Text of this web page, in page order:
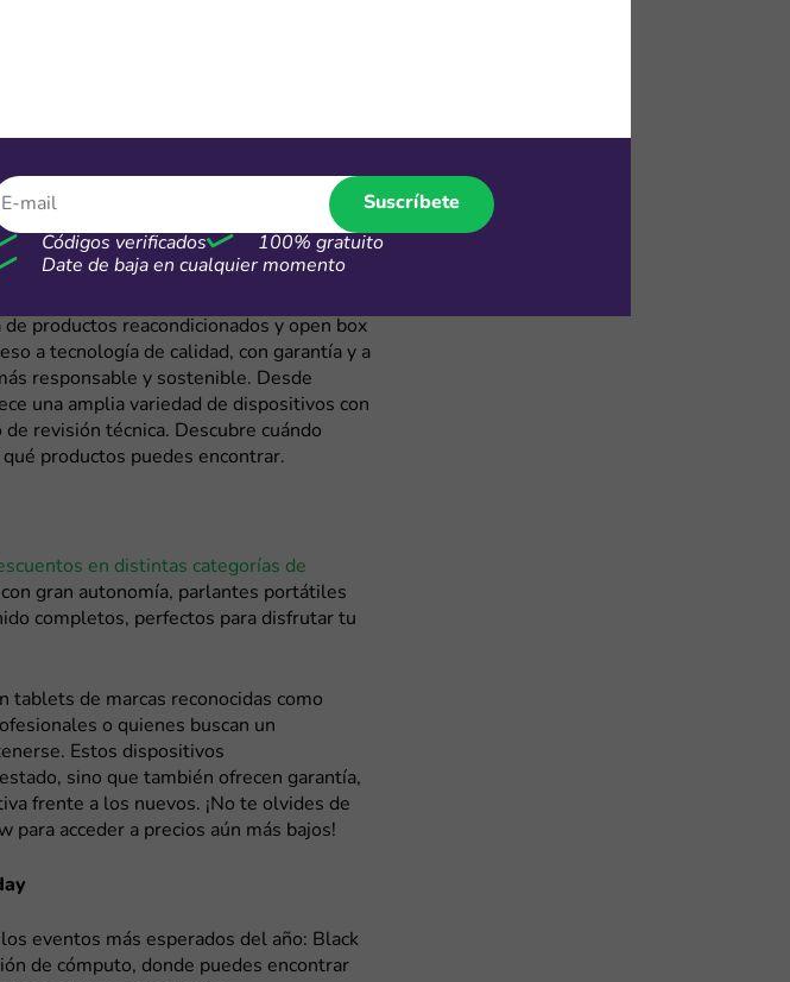
con tarjetas de crédito de bancos
sin costos adicionales. Además, si te
reacondicionado, una tablet Open
en accesorios como fundas para celular,
Reuse?
productos reacondicionados y open box
a tecnología de calidad, con garantía y a
responsable y sostenible. Desde
una amplia variedad de dispositivos con
revisión técnica. Descubre cuándo
productos puedes encontrar.
en distintas categorías de
gran autonomía, parlantes portátiles
completos, perfectos para disfrutar tu
tablets de marcas reconocidas como
o quienes buscan un
Estos dispositivos
sino que también ofrecen garantía,
frente a los nuevos. ¡No te olvides de
para acceder a precios aún más bajos!
eventos más esperados del año: Black
de cómputo, donde puedes encontrar
Suscríbete
Códigos verificados
100% gratuito
Date de baja en cualquier momento